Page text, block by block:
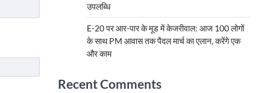
उपलब्धि
E-20 पर आर-पार के मूड में केजरीवाल: आज 100 लोगों
के साथ PM आवास तक पैदल मार्च का एलान, करेंगे एक
और काम
Recent Comments